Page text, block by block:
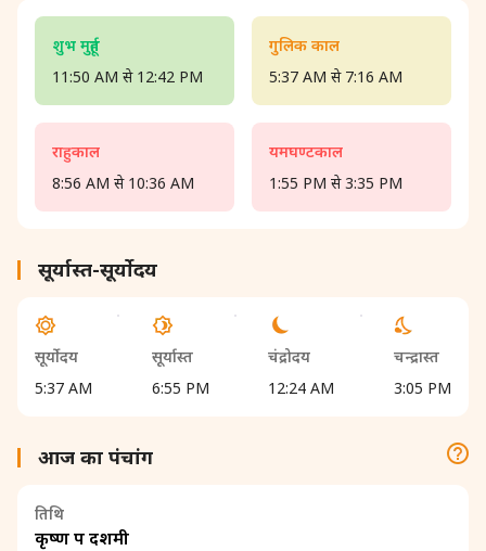
शुभ मुहूर्त
11:50 AM से 12:42 PM
राहुकाल
8:56 AM से 10:36 AM
गुलिक काल
5:37 AM से 7:16 AM
यमघण्टकाल
1:55 PM से 3:35 PM
सूर्यास्त-सूर्योदय
सूर्योदय
5:37 AM
सूर्यास्त
6:55 PM
चंद्रोदय
12:24 AM
चन्द्रास्त
3:05 PM
आज का पंचांग
तिथि
कृष्ण पक्ष दशमी